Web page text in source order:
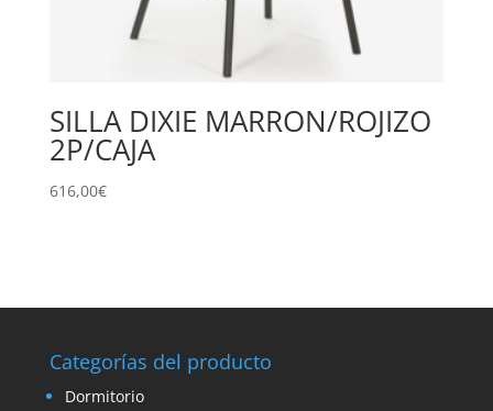
SILLA DIXIE MARRON/ROJIZO
2P/CAJA
616,00€
Categorías del producto
Dormitorio